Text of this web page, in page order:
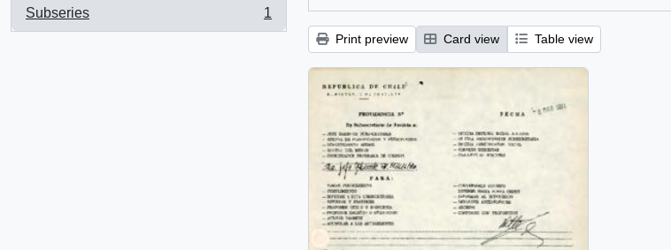
Subseries
, 1 results
1
Print preview Card view Table view